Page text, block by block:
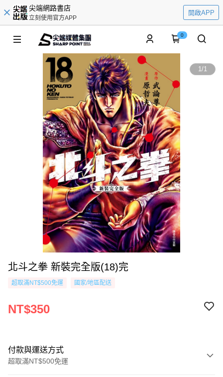
尖端網路書店
立刻使用官方APP
開啟APP
0
1/1
北斗之拳 新裝完全版(18)完
超取滿NT$500免運 國家/地區配送
NT$350
付款與運送方式
超取滿NT$500免運